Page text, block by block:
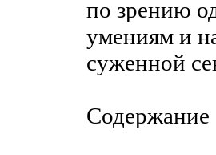
по зрению
умениям и
суженной
Содержание